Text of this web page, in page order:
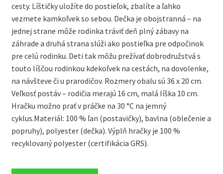
cesty. Líštičky uložíte do postieľok, zbalíte a ľahko
vezmete kamkoľvek so sebou. Dečka je obojstranná – na
jednej strane môže rodinka tráviť deň plný zábavy na
záhrade a druhá strana slúži ako postieľka pre odpočinok
pre celú rodinku. Deti tak môžu prežívať dobrodružstvá s
touto líščou rodinkou kdekoľvek na cestách, na dovolenke,
na návšteve či u prarodičov. Rozmery obalu sú 36 x 20 cm.
Veľkosť postáv – rodičia merajú 16 cm, malá líška 10 cm.
Hračku možno prať v práčke na 30 °C na jemný
cyklus.Materiál: 100 % ľan (postavičky), bavlna (oblečenie a
popruhy), polyester (dečka). Výplň hračky je 100 %
recyklovaný polyester (certifikácia GRS).